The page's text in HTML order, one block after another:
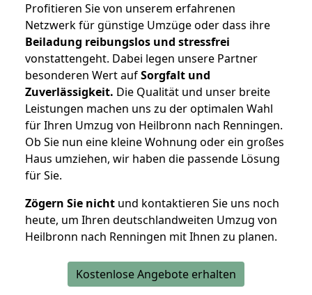
Profitieren Sie von unserem erfahrenen
Netzwerk für günstige Umzüge oder dass ihre
Beiladung reibungslos und stressfrei
vonstattengeht. Dabei legen unsere Partner
besonderen Wert aufSorgfalt und
Zuverlässigkeit. Die Qualität und unser breite
Leistungen machen uns zu der optimalen Wahl
für Ihren Umzug von Heilbronn nach Renningen.
Ob Sie nun eine kleine Wohnung oder ein großes
Haus umziehen, wir haben die passende Lösung
für Sie.
Zögern Sie nicht und kontaktieren Sie uns noch
heute, um Ihren deutschlandweiten Umzug von
Heilbronn nach Renningen mit Ihnen zu planen.
Kostenlose Angebote erhalten